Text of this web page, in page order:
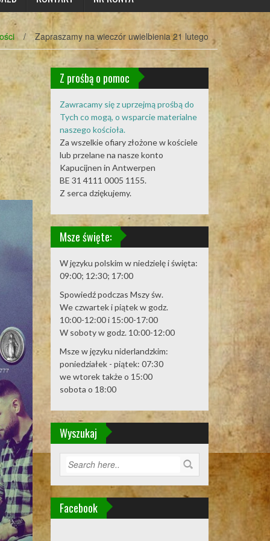
/ Zapraszamy na wieczór uwielbienia 21 lutego
Z prośbą o pomoc
Zawracamy się z uprzejmą prośbą do
Tych co mogą, o wsparcie materialne
naszego kościoła.
Za wszelkie ofiary złożone w kościele
lub przelane na nasze konto
Kapucijnen in Antwerpen
BE 31 4111 0005 1155.
Z serca dziękujemy.
Msze święte:
W języku polskim w niedzielę i święta:
09:00; 12:30; 17:00
Spowiedź podczas Mszy św.
We czwartek i piątek w godz.
10:00-12:00 i 15:00-17:00
W soboty w godz. 10:00-12:00
Msze w języku niderlandzkim:
poniedziałek - piątek: 07:30
we wtorek także o 15:00
sobota o 18:00
Wyszukaj
Facebook